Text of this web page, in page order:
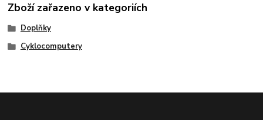
Zboží zařazeno v kategoriích
Doplňky
Cyklocomputery